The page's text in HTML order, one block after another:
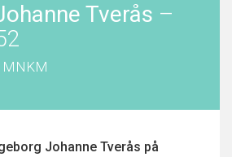
Tverås –
MNKM
Johanne Tverås på